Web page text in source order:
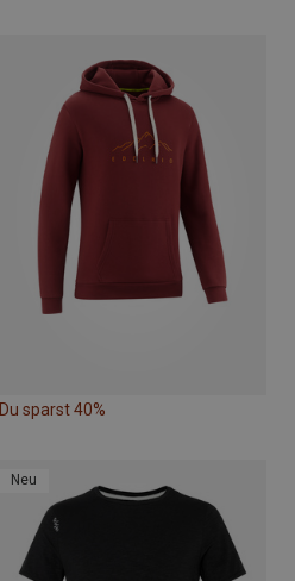
Du sparst 40%
Neu